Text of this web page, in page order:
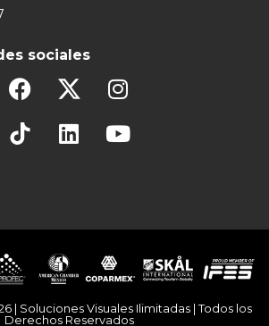
sociales
| Soluciones Visuales Ilimitadas | Todos los
Derechos Reservados